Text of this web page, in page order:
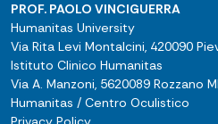
PROF. PAOLO VINCIGUERRA
Humanitas University
Via Rita Levi Montalcini, 420090
Istituto Clinico Humanitas
Via A. Manzoni, 5620089 Rozzano
Humanitas / Centro Oculistico